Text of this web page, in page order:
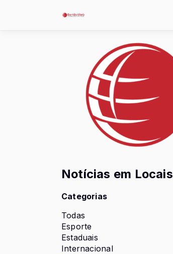
Notícias em Locais
Categorias
Todas
Esporte
Estaduais
Internacional